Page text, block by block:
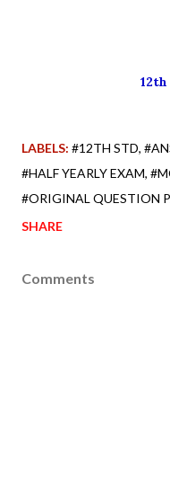
LABELS: #12TH STD
#HALF YEARLY EXAM
#ORIGINAL QUESTION
SHARE
Comments